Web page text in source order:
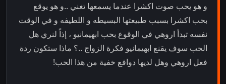
و هو يحب صوت اكشرا عندما يسمعها تغني ..و هو يوقع
بحب اكشرا بسبب طبيعتها البسيطه و اللطيفه و في الوقت
نفسه تبدأ اروهي في الوقوع بحب ابهيمانيو ، إذاً لنري هل
الحب سوف يقنع ابهيمانيو فكرة الزواج ..؟ ماذا ستكون ردة
فعل اروهي وهل لديها دوافع خفية من هذا الحب!